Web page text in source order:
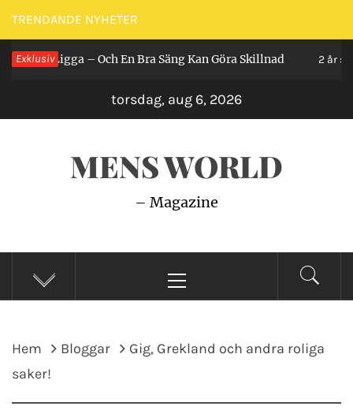
Hoppa
till
innehåll
TRENDANDE NYHETER
Exklusiv– Och En Bra Säng Kan Göra Skillnad 2 år sedan
torsdag, aug 6, 2026
MENS WORLD
– Magazine
meny
Hem Bloggar
Gig, Grekland och andra roliga
saker!